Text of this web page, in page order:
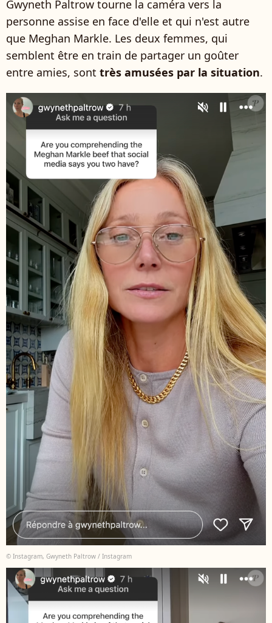
Gwyneth Paltrow tourne la caméra vers la
personne assise en face d'elle et qui n'est autre
que Meghan Markle. Les deux femmes, qui
semblent être en train de partager un goûter
entre amies, sont très amusées par la situation.
© Instagram, Gwyneth Paltrow / Instagram